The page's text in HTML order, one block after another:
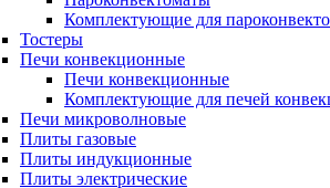
Комплектующие для
Тостеры
Печи конвекционные
Печи конвекционные
Комплектующие для печей
Печи микроволновые
Плиты газовые
Плиты индукционные
Плиты электрические